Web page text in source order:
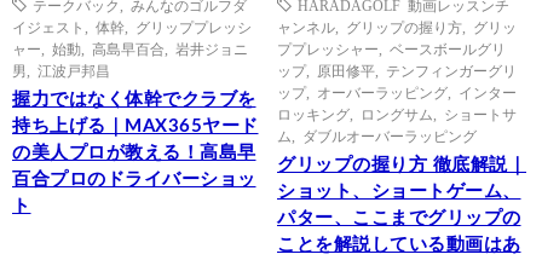
テークバック
みんなのゴルフダ
イジェスト
体幹
グリッププレッシ
ャー
始動 高島早百合
岩井ジョニ
男
江波戸邦昌
握力ではなく体幹でクラブを
持ち上げる｜MAX365ヤード
の美人プロが教える！高島早
百合プロのドライバーショッ
ト
HARADAGOLF 動画レッスンチ
ャンネル
グリップの握り方
グリッ
ププレッシャー
ベースボールグリ
ップ, 原田修平
テンフィンガーグリ
ップ, オーバーラッピング
インター
ロッキング
ロングサム
ショートサ
ム
ダブルオーバーラッピング
グリップの握り方 徹底解説｜
ショット、ショートゲーム、
パター、ここまでグリップの
ことを解説している動画はあ